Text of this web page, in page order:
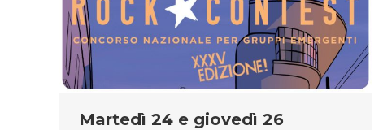
Martedì 24 e giovedì 26